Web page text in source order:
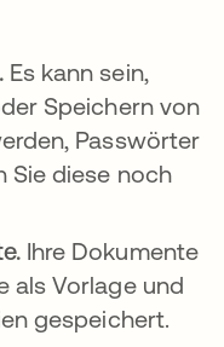
Es kann sein,
Speichern von
Passwörter
Sie diese noch
Ihre Dokumente
als Vorlage und
gespeichert.